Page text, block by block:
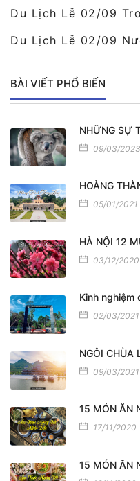
Du Lịch Lễ 02/09
Du Lịch Lễ 02/09
BÀI VIẾT PHỔ BIẾN
NHỮNG SỰ
09/03/2023
HOÀNG
05/01/2021
HÀ NỘI 12
03/12/2020
Kinh nghiệm
02/03/2021
NGÔI CHÙA
09/03/2021
15 MÓN ĂN
17/11/2020
15 MÓN ĂN